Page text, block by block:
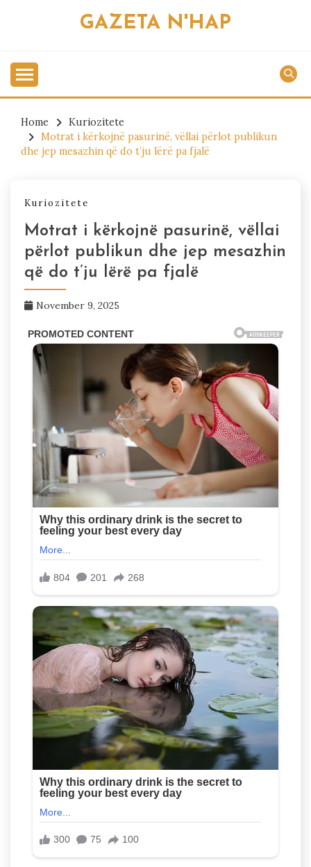
GAZETA N'HAP
Home
Kuriozitete
Motrat i kërkojnë pasurinë, vëllai përlot publikun
dhe jep mesazhin që do t’ju lërë pa fjalë
Kuriozitete
Motrat i kërkojnë pasurinë, vëllai
përlot publikun dhe jep mesazhin
që do t’ju lërë pa fjalë
November 9, 2025